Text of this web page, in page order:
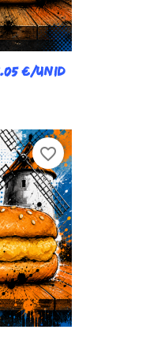
€/UNID
favorite_border